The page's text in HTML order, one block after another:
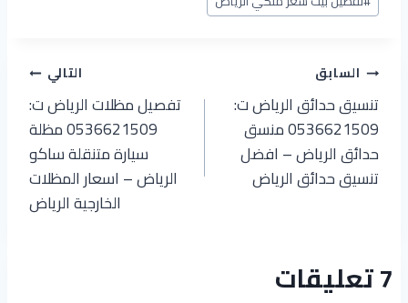
تصفّح
المقالات
السابق
تنسيق حدائق الرياض ت:
0536621509 منسق
حدائق الرياض – افضل
تنسيق حدائق الرياض
التالي
تفصيل مظلات الرياض ت:
0536621509 مظلة
سيارة متنقلة ساكو
الرياض – اسعار المظلات
الخارجية الرياض
7 تعليقات